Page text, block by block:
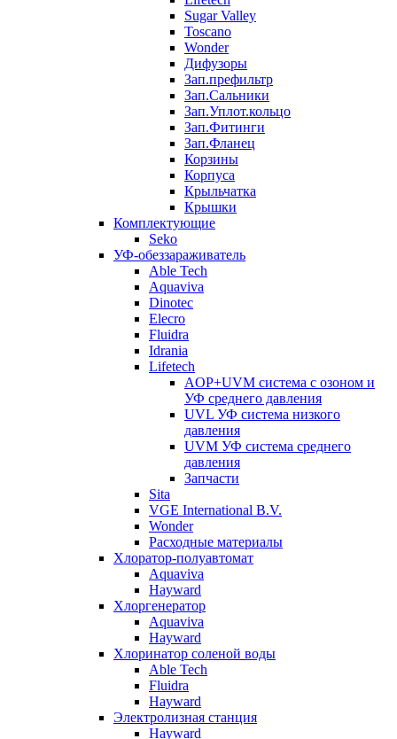
Sugar Valley
Toscano
Wonder
Дифузоры
Зап.префильтр
Зап.Сальники
Зап.Уплот.кольцо
Зап.Фитинги
Зап.Фланец
Корзины
Корпуcа
Крыльчатка
Крышки
Комплектующие
Seko
УФ-обеззараживатель
Able Tech
Aquaviva
Dinotec
Elecro
Fluidra
Idrania
Lifetech
AOP+UVM система с озоном и
УФ среднего давления
UVL УФ система низкого
давления
UVM УФ система среднего
давления
Запчасти
Sita
VGE International B.V.
Wonder
Расходные материалы
Хлоратор-полуавтомат
Aquaviva
Hayward
Хлоргенератор
Aquaviva
Hayward
Хлоринатор соленой воды
Able Tech
Fluidra
Hayward
Электролизная станция
Hayward